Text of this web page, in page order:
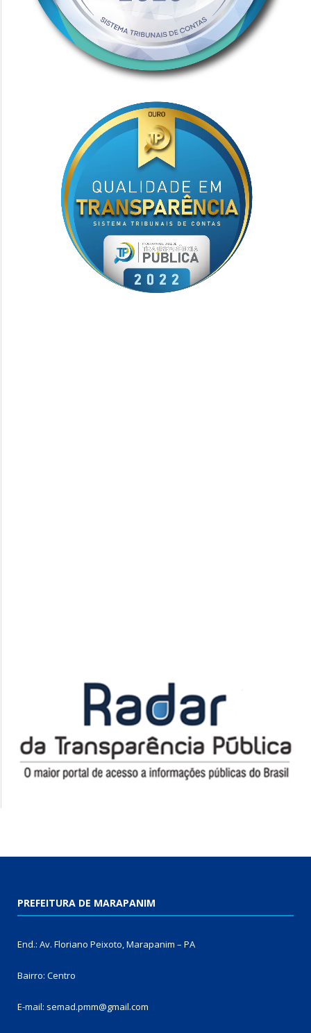
PREFEITURA DE MARAPANIM
End.: Av. Floriano Peixoto, Marapanim – PA
Bairro: Centro
E-mail: semad.pmm@gmail.com